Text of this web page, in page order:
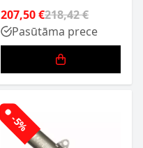
207,50 €218,42 €
Pasūtāma prece
-5%